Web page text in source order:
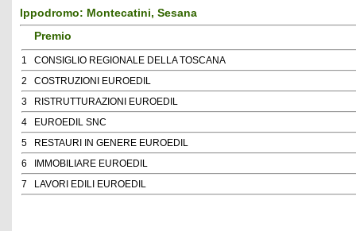
Ippodromo: Montecatini, Sesana
Premio
1
CONSIGLIO REGIONALE DELLA TOSCANA
2
COSTRUZIONI EUROEDIL
3
RISTRUTTURAZIONI EUROEDIL
4
EUROEDIL SNC
5
RESTAURI IN GENERE EUROEDIL
6
IMMOBILIARE EUROEDIL
7
LAVORI EDILI EUROEDIL